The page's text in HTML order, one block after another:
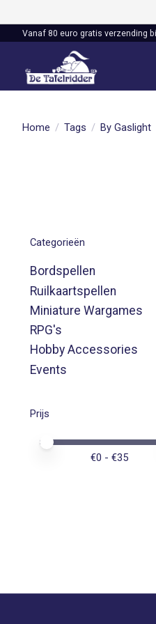
Vanaf 80 euro gratis verzending
Home / Tags / By Gaslight
Categorieën
Bordspellen
Ruilkaartspellen
Miniature Wargames
RPG's
Hobby Accessories
Events
Prijs
Minimale prijswaarde
Price maximum value
€0 - €35